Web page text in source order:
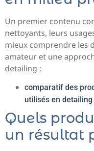
Un premier contenu
nettoyants, leurs
mieux comprendre les
amateur et une
detailing :
comparatif des
utilisés en detailing
Quels
un résultat